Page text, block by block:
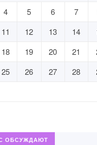
4 5 6 7
11 12 13 14
18 19 20 21
25 26 27 28
ОБСУЖДАЮТ